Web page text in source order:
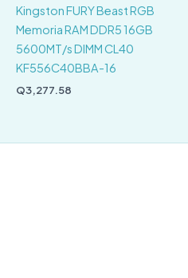
Kingston FURY Beast RGB
Memoria RAM DDR5 16GB
5600MT/s DIMM CL40
KF556C40BBA-16
Q3,277.58